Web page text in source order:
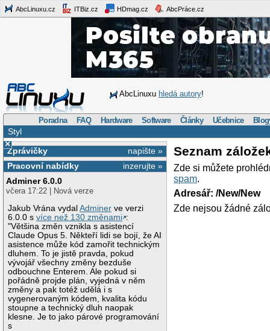
AbcLinuxu.cz ITBiz.cz HDmag.cz AbcPráce.cz
AbcLinuxu hledá autory!
Poradna FAQ Hardware Software Články Učebnice
Styl
×
napište »
Zprávičky
inzerujte »
Pracovní nabídky
Adminer 6.0.0
včera 17:22 | Nová verze
Jakub Vrána vydalAdminer ve verzi
6.0.0 svíce než 130 změnami :
"Většina změn vznikla s asistencí
Claude Opus 5. Někteří lidi se bojí, že AI
asistence může kód zamořit technickým
dluhem. To je jistě pravda, pokud
vývojář všechny změny bezduše
odbouchne Enterem. Ale pokud si
pořádně projde plán, vyjedná v něm
změny a pak totéž udělá i s
vygenerovaným kódem, kvalita kódu
stoupne a technický dluh naopak
klesne. Je to jako párové programování
s
Seznam
Zde si můžete
spam.
Adresář: /New/New
Zde nejsou žádné